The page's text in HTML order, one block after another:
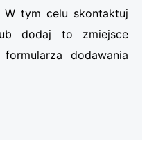
W tym celu skontaktuj
dodaj to zmiejsce
dodawania